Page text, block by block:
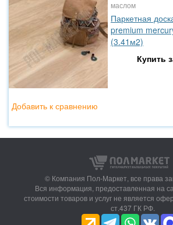
маслом
Паркетная
premium
(3.41м2)
Купить
Добавить к сравнению
© Компания Пол-Маркет, все права
Вся информация, предоставленная на
стоимости товаров и услуг не является
ст.437 ГК РФ.